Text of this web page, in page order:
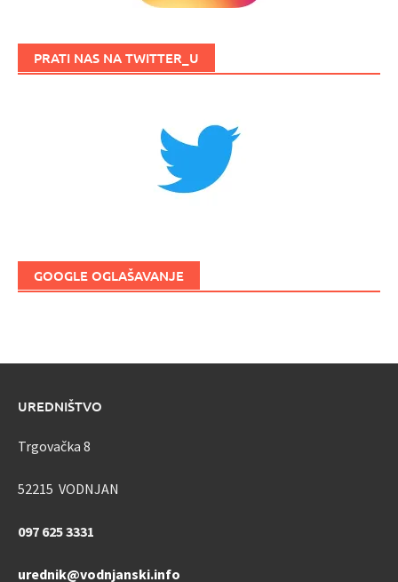
PRATI NAS NA TWITTER_U
GOOGLE OGLAŠAVANJE
UREDNIŠTVO
Trgovačka 8
52215 VODNJAN
097 625 3331
urednik@vodnjanski.info